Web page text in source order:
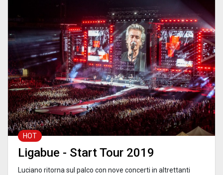
HOT
Ligabue - Start Tour 2019
Luciano ritorna sul palco con nove concerti in altrettanti